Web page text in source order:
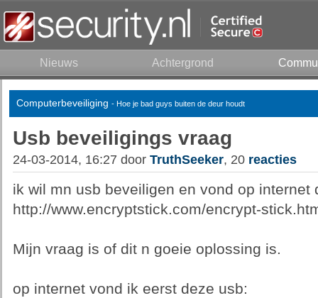
Nieuws Achtergrond
Computerbeveiliging - Hoe je bad guys buiten de deur houdt
Usb beveiligings vraag
24-03-2014, 16:27 door TruthSeeker, 20 reacties
ik wil mn usb beveiligen en vond op internet
http://www.encryptstick.com/encrypt-
Mijn vraag is of dit n goeie oplossing is.
op internet vond ik eerst deze usb: